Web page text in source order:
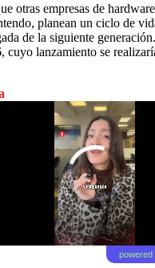
otras empresas de
planean un ciclo de
de la siguiente
cuyo lanzamiento se
powered